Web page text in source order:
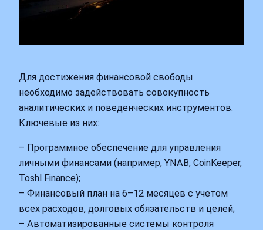
Для достижения финансовой свободы
необходимо задействовать совокупность
аналитических и поведенческих инструментов.
Ключевые из них:
– Программное обеспечение для управления
личными финансами (например, YNAB, CoinKeeper,
Toshl Finance);
– Финансовый план на 6–12 месяцев с учетом
всех расходов, долговых обязательств и целей;
– Автоматизированные системы контроля